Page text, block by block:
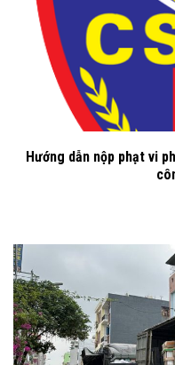
Hướng dẫn nộp phạt vi